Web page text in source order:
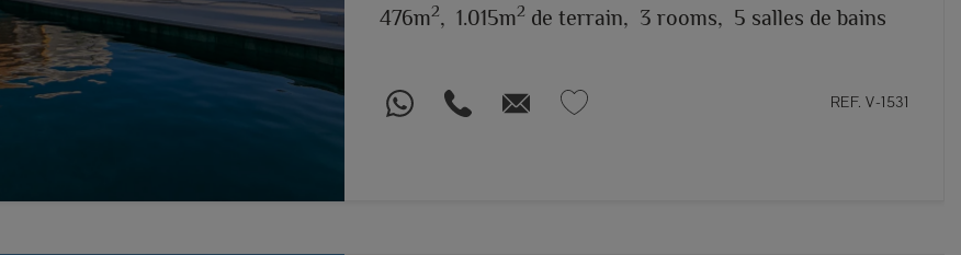
476m2, 1.015m2 de terrain, 3 rooms, 5 salles de bains
REF. V-1531